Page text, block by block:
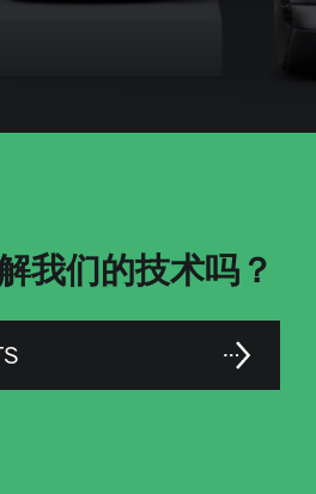
我们的技术吗？